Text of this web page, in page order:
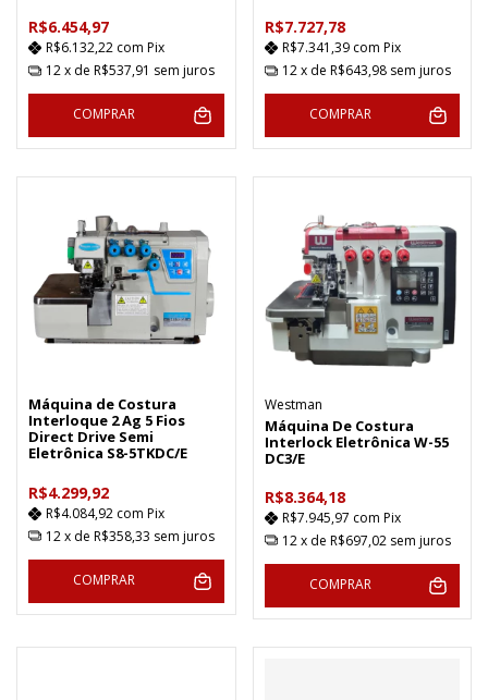
R$6.454,97
R$6.132,22 com Pix
12x de R$537,91 sem juros
COMPRAR
R$7.727,78
R$7.341,39 com Pix
12 x de R$643,98 sem juros
COMPRAR
Máquina de Costura
Interloque 2 Ag 5 Fios
Direct Drive Semi
Eletrônica S8-5TKDC/E
R$4.299,92
R$4.084,92 com Pix
12x de R$358,33 sem juros
COMPRAR
Westman
Máquina De Costura
Interlock Eletrônica W-55
DC3/E
R$8.364,18
R$7.945,97 com Pix
12 x de R$697,02 sem juros
COMPRAR